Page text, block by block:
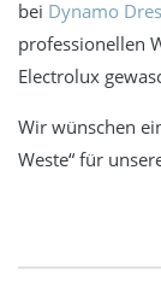
bei Dynamo
professionellen
Electrolux
Wir wünschen
Weste“ für